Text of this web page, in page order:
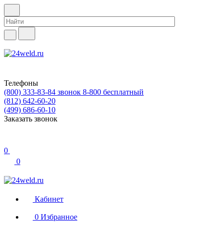
Телефоны
(800) 333-83-84 звонок 8-800 бесплатный
(812) 642-60-20
(499) 686-60-10
Заказать звонок
0
0
Кабинет
0 Избранное